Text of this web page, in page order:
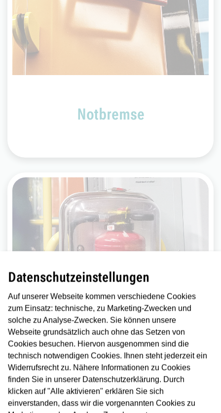
Notbremse
stehenden Zug an der Abfahrt. Falls die
Notbremse im Tunnel gezogen wird, fährt die
Bahn bis zur nächsten Station, da Hilfeleistungen
dort einfacher durchzuführen sind als im Tunnel.
Feuerlöscher
In allen U- und Straßenbahnen befinden sich
Feuerlöscher (Standort mit Feuerlöscher-Symbol
gekennzeichnet). Jeder Löscher hat eine leicht
verständliche Anleitung.
Bitte denken Sie daran: Ihre Sicherheit geht vor!
Bringen Sie sich und andere in Sicherheit, wenn
Datenschutzeinstellungen
Auf unserer Webseite kommen verschiedene Cookies
zum Einsatz: technische, zu Marketing-Zwecken und
solche zu Analyse-Zwecken. Sie können unsere
Webseite grundsätzlich auch ohne das Setzen von
Cookies besuchen. Hiervon ausgenommen sind die
technisch notwendigen Cookies. Ihnen steht jederzeit ein
Widerrufsrecht zu. Nähere Informationen zu Cookies
finden Sie in unserer Datenschutzerklärung. Durch
klicken auf "Alle aktivieren" erklären Sie sich
einverstanden, dass wir die vorgenannten Cookies zu